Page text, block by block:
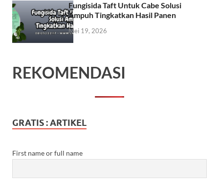
Fungisida Taft Untuk Cabe Solusi
Ampuh Tingkatkan Hasil Panen
Mei 19, 2026
REKOMENDASI
GRATIS : ARTIKEL
First name or full name